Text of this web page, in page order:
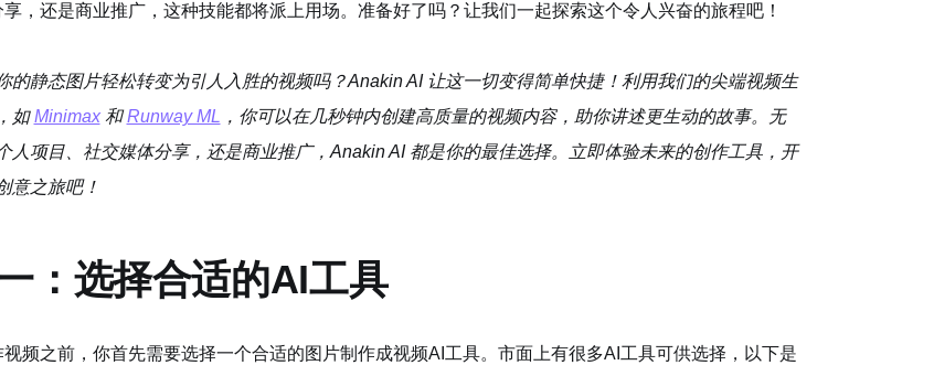
，还是商业推广，这种技能都将派上用场。准备好了吗？让我们一起探索这个令人兴奋的旅程吧！
的静态图片轻松转变为引人入胜的视频吗？Anakin AI 让这一切变得简单快捷！利用我们的尖端视频生
如Minimax和Runway ML ，你可以在几秒钟内创建高质量的视频内容，助你讲述更生动的故事。无
人项目、社交媒体分享，还是商业推广，Anakin AI 都是你的最佳选择。立即体验未来的创作工具，开
意之旅吧！
：选择合适的AI工具
频之前，你首先需要选择一个合适的图片制作成视频AI工具。市面上有很多AI工具可供选择，以下是